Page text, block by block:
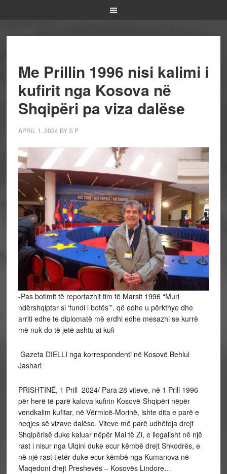
Me Prillin 1996 nisi kalimi i
kufirit nga Kosova në
Shqipëri pa viza dalëse
APRIL 1, 2024 BYS P
-Pas botimit të reportazhit tim të Marsit 1996 “Muri
ndërshqiptar si ‘fundi i botës’”, që edhe u përkthye dhe
arriti edhe te diplomatë më erdhi edhe mesazhi se kurrë
më nuk do të jetë ashtu ai kufi
Gazeta DIELLI nga korrespondenti në Kosovë Behlul
Jashari
PRISHTINË, 1 Prill 2024/ Para 28 viteve, në 1 Prill 1996
për herë të parë kalova kufirin Kosovë-Shqipëri nëpër
vendkalim kufitar, në Vërmicë-Morinë, ishte dita e parë e
heqjes së vizave dalëse. Viteve më parë udhëtoja drejt
Shqipërisë duke kaluar nëpër Mal të Zi, e ilegalisht në një
rast i nisur nga Ulqini duke ecur këmbë drejt Shkodrës, e
në një rast tjetër duke ecur këmbë nga Kumanova në
Maqedoni drejt Preshevës – Kosovës Lindore…